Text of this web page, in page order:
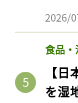
2026/
食品
【
を湿